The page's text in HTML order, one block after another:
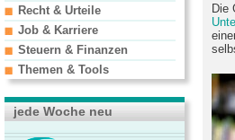
Die
Recht & Urteile
Job & Karriere
Steuern & Finanzen
Themen & Tools
jede Woche neu